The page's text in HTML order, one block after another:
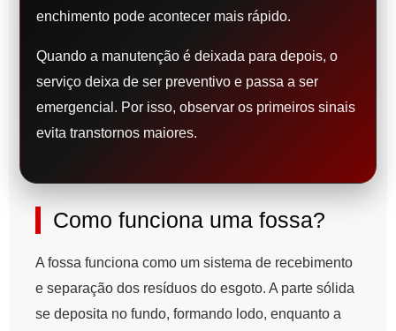
enchimento pode acontecer mais rápido.
Quando a manutenção é deixada para depois, o
serviço deixa de ser preventivo e passa a ser
emergencial. Por isso, observar os primeiros sinais
evita transtornos maiores.
Como funciona uma fossa?
A fossa funciona como um sistema de recebimento
e separação dos resíduos do esgoto. A parte sólida
se deposita no fundo, formando lodo, enquanto a